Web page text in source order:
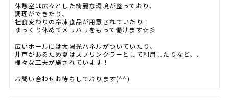
休憩室は広々とした綺麗な環境が整っており、
調理ができたり、
社食変わりの冷凍食品が用意されていたり！
ゆっくり休めてメリハリをもって働けます☆彡
広いホールには太陽光パネルがついていたり、
井戸があるため夏はスプリンクラーとして利用したりなど、、
様々な工夫が施されています！
お問い合わせお待ちしております(^^)